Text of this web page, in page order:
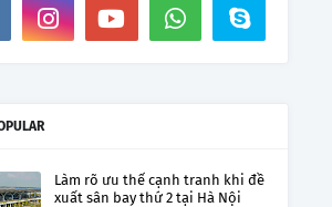
Làm rõ ưu thế cạnh tranh khi đề
xuất sân bay thứ 2 tại Hà Nội